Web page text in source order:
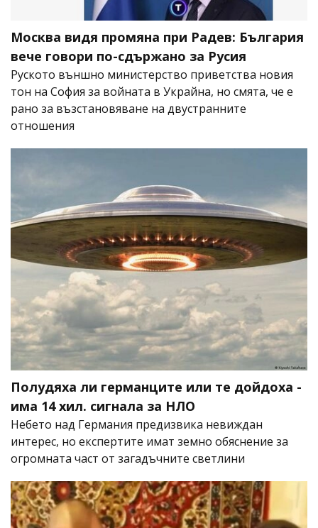
Москва видя промяна при Радев: България
вече говори по-сдържано за Русия
Руското външно министерство приветства новия
тон на София за войната в Украйна, но смята, че е
рано за възстановяване на двустранните
отношения
Полудяха ли германците или те дойдоха -
има 14 хил. сигнала за НЛО
Небето над Германия предизвика невиждан
интерес, но експертите имат земно обяснение за
огромната част от загадъчните светлини